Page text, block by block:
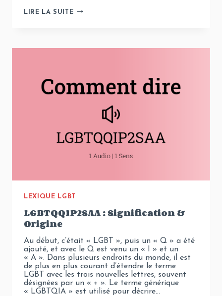
LIRE LA SUITEQU’EST
LEXIQUE LGBT
LGBTQQIP2SAA : Signification &
Origine
Au début, c’était « LGBT », puis un « Q » a été
ajouté, et avec le Q est venu un « I » et un
« A ». Dans plusieurs endroits du monde, il est
de plus en plus courant d’étendre le terme
LGBT avec les trois nouvelles lettres, souvent
désignées par un « + ». Le terme générique
« LGBTQIA » est utilisé pour décrire…